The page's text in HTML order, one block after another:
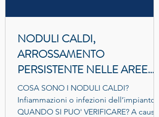
NODULI CALDI,
ARROSSAMENTO
PERSISTENTE NELLE AREE
IMPIANTO - Complicanza da
Filler
COSA SONO I NODULI CALDI?
Infiammazioni o infezioni dell’impianto
QUANDO SI PUO' VERIFICARE? A causa